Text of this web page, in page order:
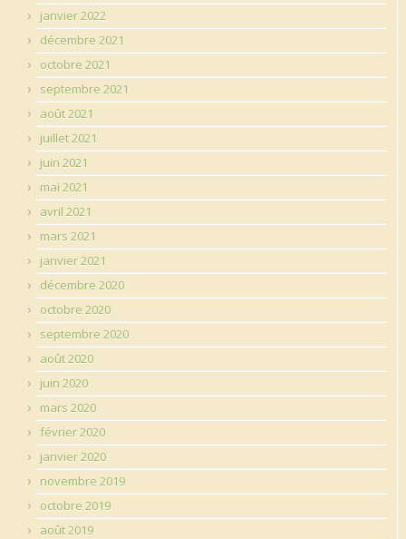
janvier 2022
décembre 2021
octobre 2021
septembre 2021
août 2021
juillet 2021
juin 2021
mai 2021
avril 2021
mars 2021
janvier 2021
décembre 2020
octobre 2020
septembre 2020
août 2020
juin 2020
mars 2020
février 2020
janvier 2020
novembre 2019
octobre 2019
août 2019